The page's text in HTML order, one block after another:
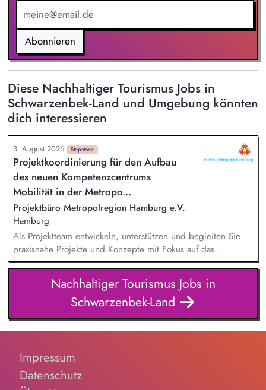
Abonnieren
Diese Nachhaltiger Tourismus Jobs in
Schwarzenbek-Land und Umgebung könnten
dich interessieren
3. August 2026 Stepstone
Projektkoordinierung für den Aufbau
des neuen Kompetenzcentrums
Mobilität in der Metropo...
Projektbüro Metropolregion Hamburg e.V.
Hamburg
Als Projektteam entwickeln, unterstützen und begleiten Sie
praxisnahe Projekte und Konzepte mit Fokus auf das
Betriebliche und Schulische Mobilitätsmanagement.
konzipieren und erstellen Sie Informationsmaterialien für
Unternehmen und Schulen zur Förderung einer nachhaltigen
Mobilität und beraten Einrichtungen bei der Einführung und
Umsetzung von Maßnahmen des Mobilitätsmanagements.
organisieren und moderieren Sie Netzwerkveranstaltungen,
Zusammenarbeit fördern. identifizieren und akquirieren Sie
mögliche weitere Finanz- und Fördermittel für Projekte im
Kontext des Schulischen und Betrieblichen
Nachhaltiger Tourismus Jobs in
Schwarzenbek-Land
Impressum
Datenschutz